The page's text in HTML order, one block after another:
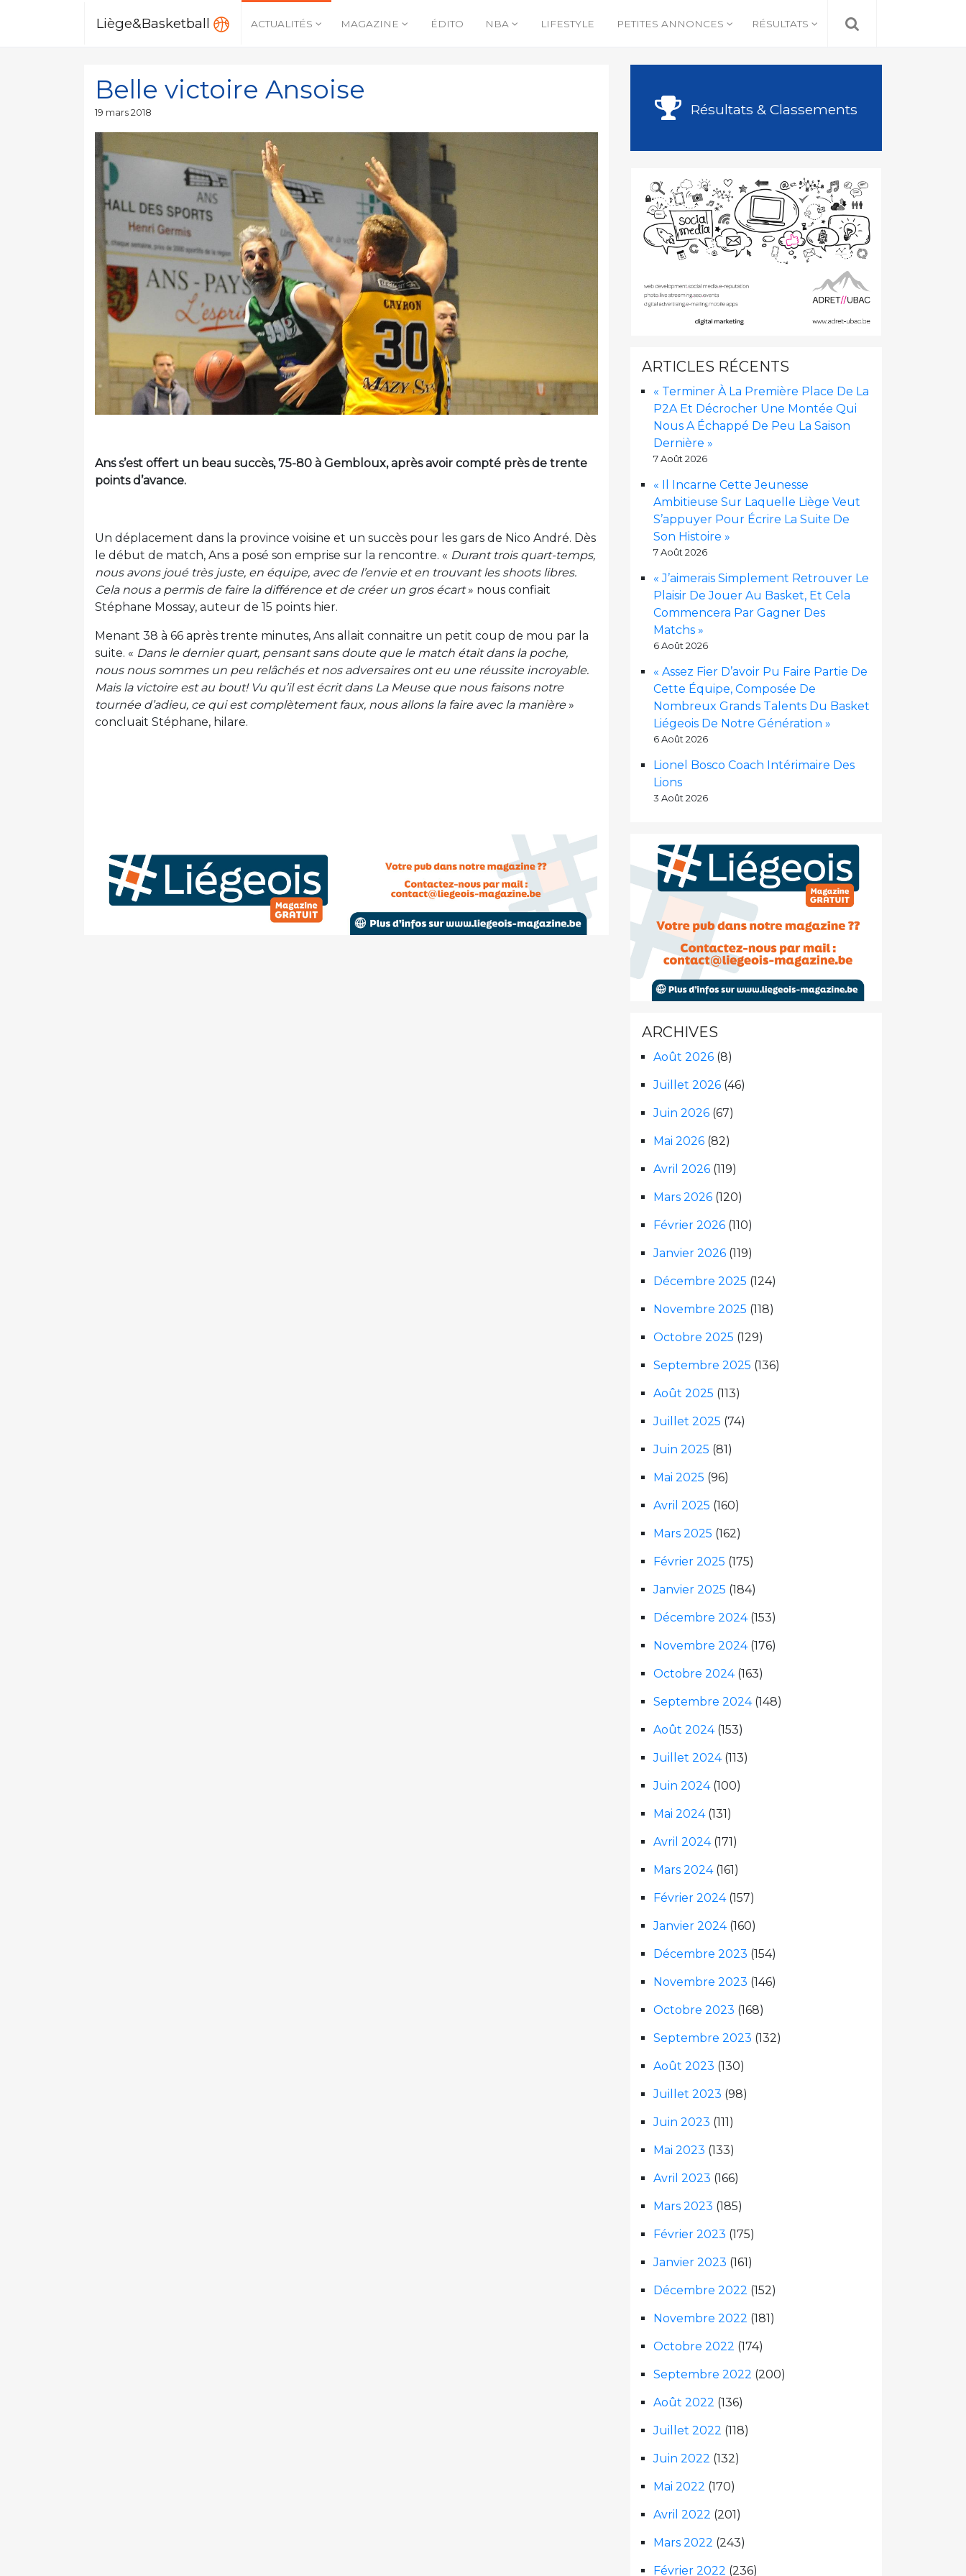
Liège&Basketball ACTUALITÉS MAGAZINE ÉDITO NBA LIFESTYLE PETITES ANNONCES RÉSULTATS
Belle victoire Ansoise
Publié
19 mars 2018
Ans s’est offert un beau succès, 75-80 à Gembloux, après avoir compté près de trente
points d’avance.
Un déplacement dans la province voisine et un succès pour les gars de Nico André. Dès
le début de match, Ans a posé son emprise sur la rencontre. « Durant trois quart-temps,
nous avons joué très juste, en équipe, avec de l’envie et en trouvant les shoots libres.
Cela nous a permis de faire la différence et de créer un gros écart» nous confiait
Stéphane Mossay, auteur de 15 points hier.
Menant 38 à 66 après trente minutes, Ans allait connaitre un petit coup de mou par la
suite. « Dans le dernier quart, pensant sans doute que le match était dans la poche,
nous nous sommes un peu relâchés et nos adversaires ont eu une réussite incroyable.
Mais la victoire est au bout! Vu qu’il est écrit dans La Meuse que nous faisons notre
tournée d’adieu, ce qui est complètement faux, nous allons la faire avec la manière»
concluait Stéphane, hilare.
Résultats & Classements
ARTICLES RÉCENTS
« Terminer À La Première Place De La
P2A Et Décrocher Une Montée Qui
Nous A Échappé De Peu La Saison
Dernière »
7 Août 2026
« Il Incarne Cette Jeunesse
Ambitieuse Sur Laquelle Liège Veut
S’appuyer Pour Écrire La Suite De
Son Histoire »
7 Août 2026
« J’aimerais Simplement Retrouver Le
Plaisir De Jouer Au Basket, Et Cela
Commencera Par Gagner Des
Matchs »
6 Août 2026
« Assez Fier D’avoir Pu Faire Partie De
Cette Équipe, Composée De
Nombreux Grands Talents Du Basket
Liégeois De Notre Génération »
6 Août 2026
Lionel Bosco Coach Intérimaire Des
Lions
3 Août 2026
ARCHIVES
Août 2026 (8)
Juillet 2026 (46)
Juin 2026 (67)
Mai 2026 (82)
Avril 2026 (119)
Mars 2026 (120)
Février 2026 (110)
Janvier 2026 (119)
Décembre 2025 (124)
Novembre 2025 (118)
Octobre 2025 (129)
Septembre 2025 (136)
Août 2025 (113)
Juillet 2025 (74)
Juin 2025 (81)
Mai 2025 (96)
Avril 2025 (160)
Mars 2025 (162)
Février 2025 (175)
Janvier 2025 (184)
Décembre 2024(153)
Novembre 2024(176)
Octobre 2024(163)
Septembre 2024(148)
Août 2024(153)
Juillet 2024(113)
Juin 2024(100)
Mai 2024(131)
Avril 2024(171)
Mars 2024(161)
Février 2024(157)
Janvier 2024(160)
Décembre 2023 (154)
Novembre 2023 (146)
Octobre 2023 (168)
Septembre 2023 (132)
Août 2023 (130)
Juillet 2023 (98)
Juin 2023 (111)
Mai 2023 (133)
Avril 2023 (166)
Mars 2023 (185)
Février 2023 (175)
Janvier 2023 (161)
Décembre 2022 (152)
Novembre 2022 (181)
Octobre 2022 (174)
Septembre 2022 (200)
Août 2022 (136)
Juillet 2022 (118)
Juin 2022 (132)
Mai 2022 (170)
Avril 2022 (201)
Mars 2022 (243)
Février 2022 (236)